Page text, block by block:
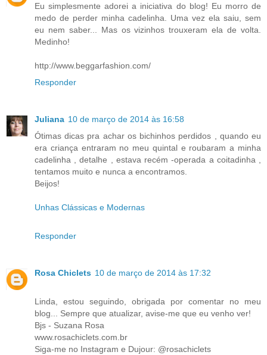
Eu simplesmente adorei a iniciativa do blog! Eu morro de
medo de perder minha cadelinha. Uma vez ela saiu, sem
eu nem saber... Mas os vizinhos trouxeram ela de volta.
Medinho!
http://www.beggarfashion.com/
Responder
Juliana 10 de março de 2014 às 16:58
Ótimas dicas pra achar os bichinhos perdidos , quando eu
era criança entraram no meu quintal e roubaram a minha
cadelinha , detalhe , estava recém -operada a coitadinha ,
tentamos muito e nunca a encontramos.
Beijos!
Unhas Clássicas e Modernas
Responder
Rosa Chiclets 10 de março de 2014 às 17:32
Linda, estou seguindo, obrigada por comentar no meu
blog... Sempre que atualizar, avise-me que eu venho ver!
Bjs - Suzana Rosa
www.rosachiclets.com.br
Siga-me no Instagram e Dujour: @rosachiclets